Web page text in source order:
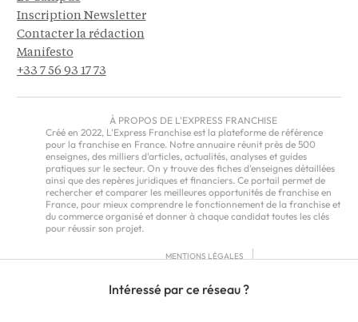
Intéressé par ce réseau ?
Inscription Newsletter
Contacter la rédaction
Manifesto
+33 7 56 93 17 73
À PROPOS DE L'EXPRESS FRANCHISE
Créé en 2022, L'Express Franchise est la plateforme de référence
pour la franchise en France. Notre annuaire réunit près de 500
enseignes, des milliers d'articles, actualités, analyses et guides
pratiques sur le secteur. On y trouve des fiches d'enseignes détaillées
ainsi que des repères juridiques et financiers. Ce portail permet de
rechercher et comparer les meilleures opportunités de franchise en
France, pour mieux comprendre le fonctionnement de la franchise et
du commerce organisé et donner à chaque candidat toutes les clés
pour réussir son projet.
MENTIONS LÉGALES
CGU